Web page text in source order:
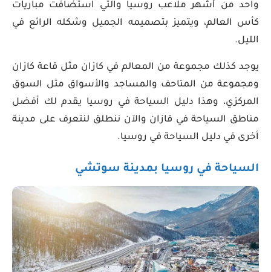
واحد من أشهر ملاعب روسيا والتي استضافت مباريات
كأس العالم، ويتميز بتصميمه الجميل وشكله الرائع في
الليل.
يوجد كذلك مجموعة من المعالم في كازان مثل قاعة كازان
ومجموعة من المتاحف والمساجد والأسواق مثل السوق
المركزي، وهذا دليل السياحة في روسيا يقدم لك أفضل
مناطق السياحة في قازان والآن ننطلق لنتعرف على مدينة
أخرى في دليل السياحة في روسيا.
السياحة في روسيا بمدينة سوتشي